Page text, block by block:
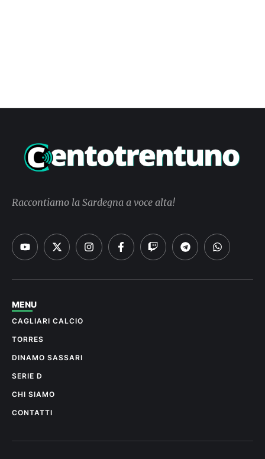
Raccontiamo la Sardegna a voce alta!
MENU
CAGLIARI CALCIO
TORRES
DINAMO SASSARI
SERIE D
CHI SIAMO
CONTATTI